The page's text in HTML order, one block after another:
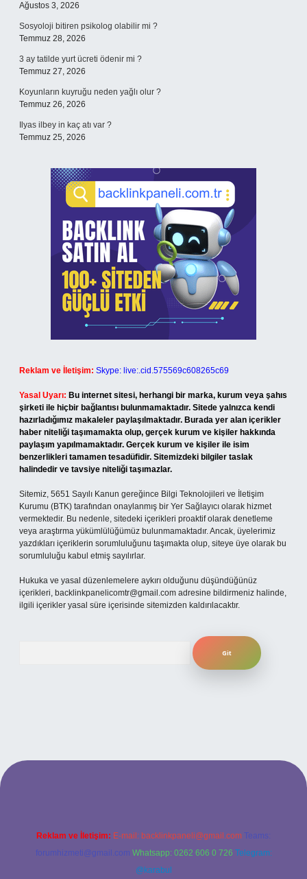
Ağustos 3, 2026
Sosyoloji bitiren psikolog olabilir mi ?
Temmuz 28, 2026
3 ay tatilde yurt ücreti ödenir mi ?
Temmuz 27, 2026
Koyunların kuyruğu neden yağlı olur ?
Temmuz 26, 2026
Ilyas ilbey in kaç atı var ?
Temmuz 25, 2026
Reklam ve İletişim: Skype: live:.cid.575569c608265c69
Yasal Uyarı: Bu internet sitesi, herhangi bir marka, kurum veya şahıs
şirketi ile hiçbir bağlantısı bulunmamaktadır. Sitede yalnızca kendi
hazırladığımız makaleler paylaşılmaktadır. Burada yer alan içerikler
haber niteliği taşımamakta olup, gerçek kurum ve kişiler hakkında
paylaşım yapılmamaktadır. Gerçek kurum ve kişiler ile isim
benzerlikleri tamamen tesadüfidir. Sitemizdeki bilgiler taslak
halindedir ve tavsiye niteliği taşımazlar.
Sitemiz, 5651 Sayılı Kanun gereğince Bilgi Teknolojileri ve İletişim
Kurumu (BTK) tarafından onaylanmış bir Yer Sağlayıcı olarak hizmet
vermektedir. Bu nedenle, sitedeki içerikleri proaktif olarak denetleme
veya araştırma yükümlülüğümüz bulunmamaktadır. Ancak, üyelerimiz
yazdıkları içeriklerin sorumluluğunu taşımakta olup, siteye üye olarak bu
sorumluluğu kabul etmiş sayılırlar.
Hukuka ve yasal düzenlemelere aykırı olduğunu düşündüğünüz
içerikleri, backlinkpanelicomtr@gmail.com adresine bildirmeniz halinde,
ilgili içerikler yasal süre içerisinde sitemizden kaldırılacaktır.
bahis
Reklam ve İletişim: E-mail: backlinkpaneli@gmail.com Teams:
forumhizmeti@gmail.com Whatsapp: 0262 606 0 726 Telegram:
@karabul